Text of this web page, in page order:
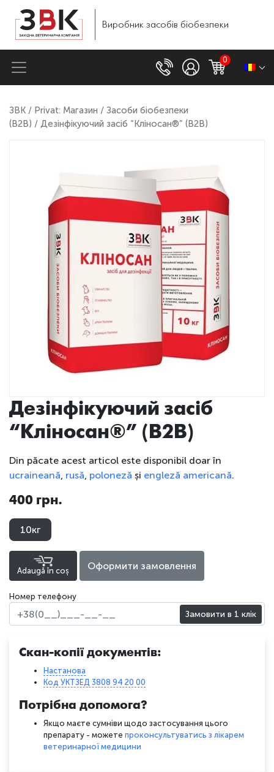
Виробник засобів біобезпеки
0
ЗВК / Privat: Магазин / Засоби біобезпеки
(B2B) / Дезінфікуючий засіб “Кліносан®” (B2B)
Дезінфікуючий засіб
“Кліносан®” (B2B)
Din păcate acest articol este disponibil doar în
ucraineană rusă poloneză și engleză americană.
400 грн.
10кг
Adaugă în coș Оформити замовлення
Номер телефону
Замовити в 1 клік
Скан-копії документів:
Настанова
Код УКТЗЕД 3808 94 20 00
Потрібна допомога?
Якщо маєте сумніви щодо застосування цього
препарату - можете проконсультуватись з лікарем
ветеринарної медицини